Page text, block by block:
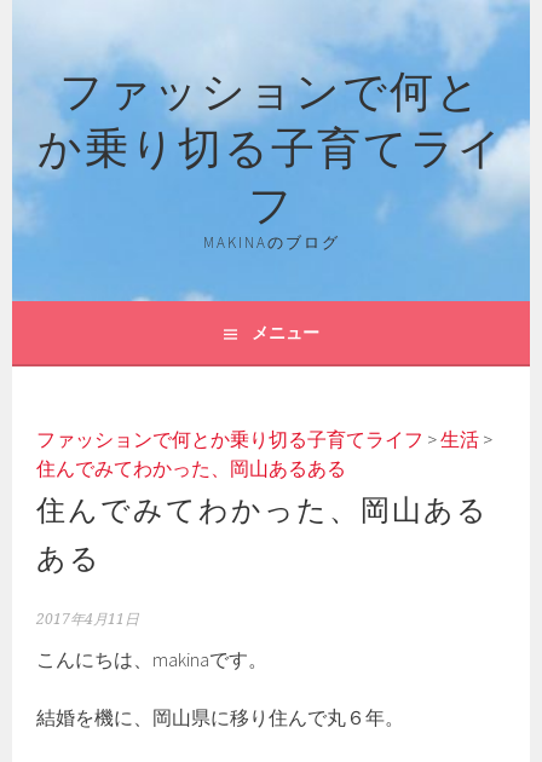
ファッションで何と
か乗り切る子育てライ
フ
MAKINAのブログ
メニュー
ファッションで何とか乗り切る子育てライフ >生活 >
住んでみてわかった、岡山あるある
住んでみてわかった、岡山ある
ある
2017年4月11日
こんにちは、makinaです。
結婚を機に、岡山県に移り住んで丸６年。